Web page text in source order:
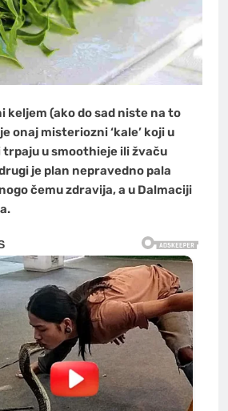
keljem (ako do sad niste na to
onaj misteriozni ‘kale’ koji u
u smoothieje ili žvaču
je plan nepravedno pala
čemu zdravija, a u Dalmaciji